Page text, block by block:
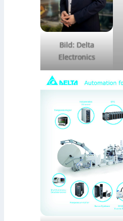
Bild: Delta
Electronics